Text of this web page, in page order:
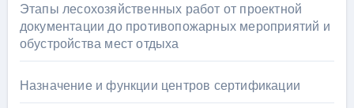
Этапы лесохозяйственных работ от проектной
документации до противопожарных мероприятий и
обустройства мест отдыха
Назначение и функции центров сертификации